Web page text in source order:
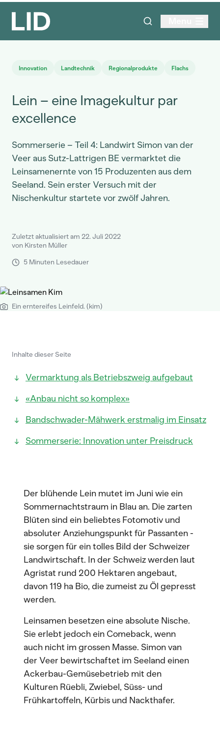
Innovation Landtechnik Regionalprodukte Flachs
Lein – eine Imagekultur par
excellence
Sommerserie – Teil 4: Landwirt Simon van der
Veer aus Sutz-Lattrigen BE vermarktet die
Leinsamenernte von 15 Produzenten aus dem
Seeland. Sein erster Versuch mit der
Nischenkultur startete vor zwölf Jahren.
Zuletzt aktualisiert am 22. Juli 2022
von Kirsten Müller
5 Minuten Lesedauer
Ein erntereifes Leinfeld. (kim)
Inhalte dieser Seite
Vermarktung als Betriebszweig aufgebaut
«Anbau nicht so komplex»
Bandschwader-Mähwerk erstmalig im Einsatz
Sommerserie: Innovation unter Preisdruck
Der blühende Lein mutet im Juni wie ein
Sommernachtstraum in Blau an. Die zarten
Blüten sind ein beliebtes Fotomotiv und
absoluter Anziehungspunkt für Passanten -
sie sorgen für ein tolles Bild der Schweizer
Landwirtschaft. In der Schweiz werden laut
Agristat rund 200 Hektaren angebaut,
davon 119 ha Bio, die zumeist zu Öl gepresst
werden.
Leinsamen besetzen eine absolute Nische.
Sie erlebt jedoch ein Comeback, wenn
auch nicht im grossen Masse. Simon van
der Veer bewirtschaftet im Seeland einen
Ackerbau-Gemüsebetrieb mit den
Kulturen Rüebli, Zwiebel, Süss- und
Frühkartoffeln, Kürbis und Nackthafer.